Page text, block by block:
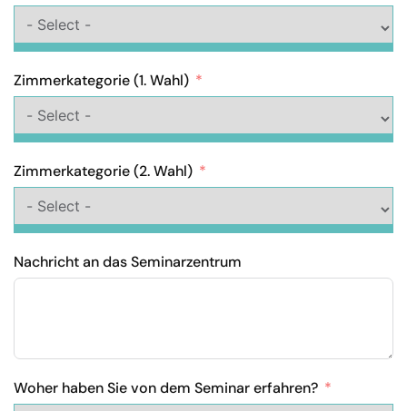
Zimmerkategorie (1. Wahl)
Zimmerkategorie (2. Wahl)
Nachricht an das Seminarzentrum
Woher haben Sie von dem Seminar erfahren?